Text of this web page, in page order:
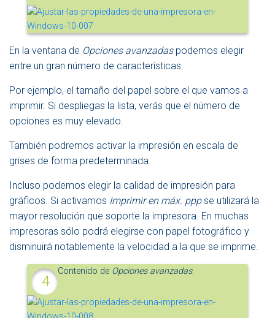
En la ventana de Opciones avanzadaspodemos elegir
entre un gran número de características.
Por ejemplo, el tamaño del papel sobre el que vamos a
imprimir. Si despliegas la lista, verás que el número de
opciones es muy elevado.
También podremos activar la impresión en escala de
grises de forma predeterminada.
Incluso podemos elegir la calidad de impresión para
gráficos. Si activamos Imprimir en máx. pppse utilizará la
mayor resolución que soporte la impresora. En muchas
impresoras sólo podrá elegirse con papel fotográfico y
disminuirá notablemente la velocidad a la que se imprime.
Contenido de Opciones avanzadas.